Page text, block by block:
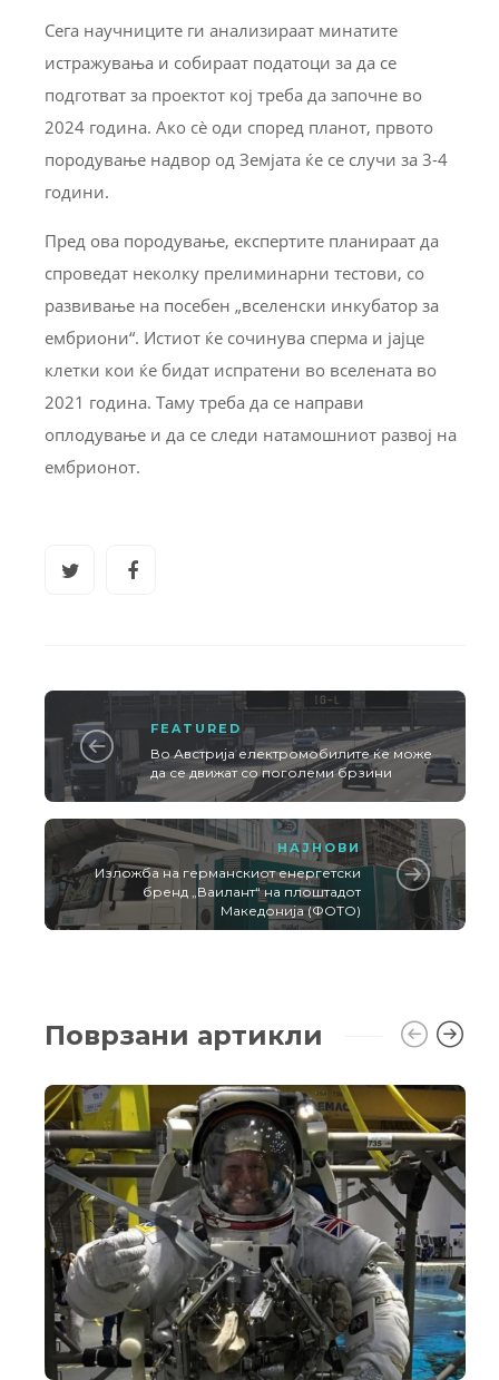
Сега научниците ги анализираат минатите
истражувања и собираат податоци за да се
подготват за проектот кој треба да започне во
2024 година. Ако сè оди според планот, првото
породување надвор од Земјата ќе се случи за 3-4
години.
Пред ова породување, експертите планираат да
спроведат неколку прелиминарни тестови, со
развивање на посебен „вселенски инкубатор за
ембриони“. Истиот ќе сочинува сперма и јајце
клетки кои ќе бидат испратени во вселената во
2021 година. Таму треба да се направи
оплодување и да се следи натамошниот развој на
ембрионот.
FEATURED
Во Австрија електромобилите ќе може
да се движат со поголеми брзини
НАЈНОВИ
Изложба на германскиот енергетски
бренд „Ваилант“ на плоштадот
Македонија (ФОТО)
Поврзани артикли